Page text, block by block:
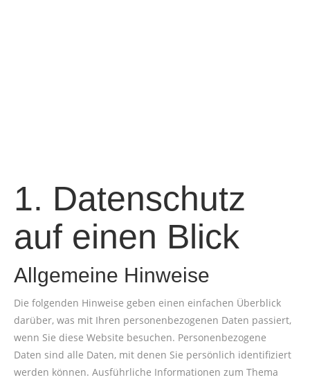
1. Datenschutz
auf einen Blick
Allgemeine Hinweise
Die folgenden Hinweise geben einen einfachen Überblick
darüber, was mit Ihren personenbezogenen Daten passiert,
wenn Sie diese Website besuchen. Personenbezogene
Daten sind alle Daten, mit denen Sie persönlich identifiziert
werden können. Ausführliche Informationen zum Thema